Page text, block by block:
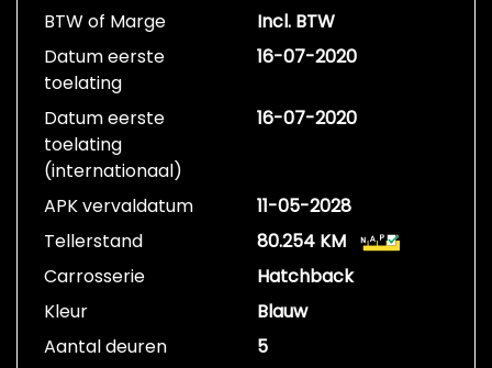
BTW of Marge
Incl. BTW
Datum eerste
toelating
16-07-2020
Datum eerste
toelating
(internationaal)
16-07-2020
APK vervaldatum
11-05-2028
Tellerstand
80.254 KM
Carrosserie
Hatchback
Kleur
Blauw
Aantal deuren
5